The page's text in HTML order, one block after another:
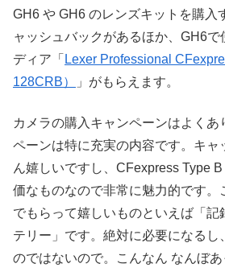
GH6 や GH6 のレンズキットを購入
ャッシュバックがあるほか、GH6で
ディア「 Lexer Professional
128CRB）
」がもらえます。
カメラの購入キャンペーンはよくあ
ペーンは特に充実の内容です。キャ
ん嬉しいですし、CFexpress Type
価なものなので非常に魅力的です。
でもらって嬉しいものといえば「記
テリー」です。絶対に必要になるし
のではないので。こんなん なんぼ